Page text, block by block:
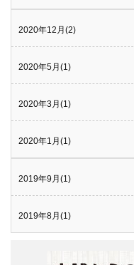
2020年12月(2)
2020年5月(1)
2020年3月(1)
2020年1月(1)
2019年9月(1)
2019年8月(1)